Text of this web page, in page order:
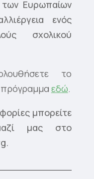
Ευρωπαίων
ενός
σχολικού
το
πρόγραμμα εδώ.
μπορείτε
μας στο
.